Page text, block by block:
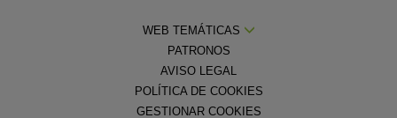
WEB TEMÁTICAS
PATRONOS
AVISO LEGAL
POLÍTICA DE COOKIES
GESTIONAR COOKIES